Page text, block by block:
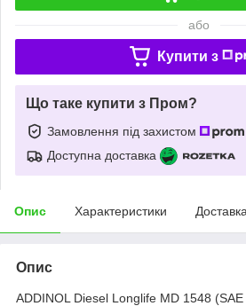
або
Купити з
Що таке купити з Пром?
Замовлення під захистом
Доступна доставка
Опис Характеристики Доставка
Опис
ADDINOL Diesel Longlife MD 1548